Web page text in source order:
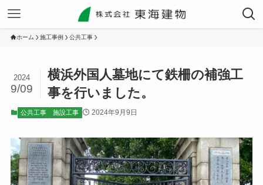
ホーム 施工事例 公共工事
横浜外国人墓地にて鉄柵の補強工
事を行いました。
2024
9/09
公共工事 施設工事 2024年9月9日